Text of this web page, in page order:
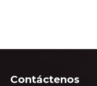
Contáctenos